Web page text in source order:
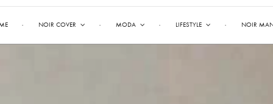
NOIR COVER MODA LIFESTYLE NOIR